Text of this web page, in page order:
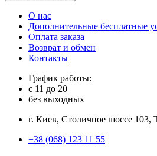
О нас
Дополнительные бесплатные
Оплата заказа
Возврат и обмен
Контакты
График работы:
с 11 до 20
без выходных
г. Киев, Столичное шоссе 103,
+38 (068) 123 11 55